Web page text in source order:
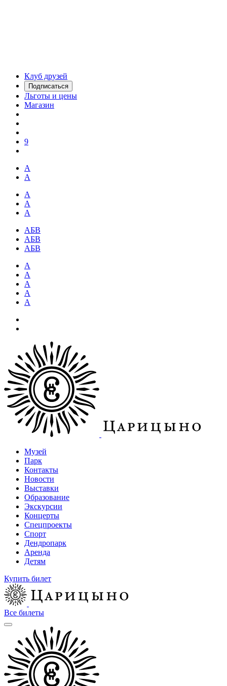
Клуб друзей
Подписаться
Льготы и цены
Магазин
9
А
А
А
А
А
АБВ
АБВ
АБВ
А
А
А
А
А
Музей
Парк
Контакты
Новости
Выставки
Образование
Экскурсии
Концерты
Спецпроекты
Спорт
Дендропарк
Аренда
Детям
Купить билет
Все билеты